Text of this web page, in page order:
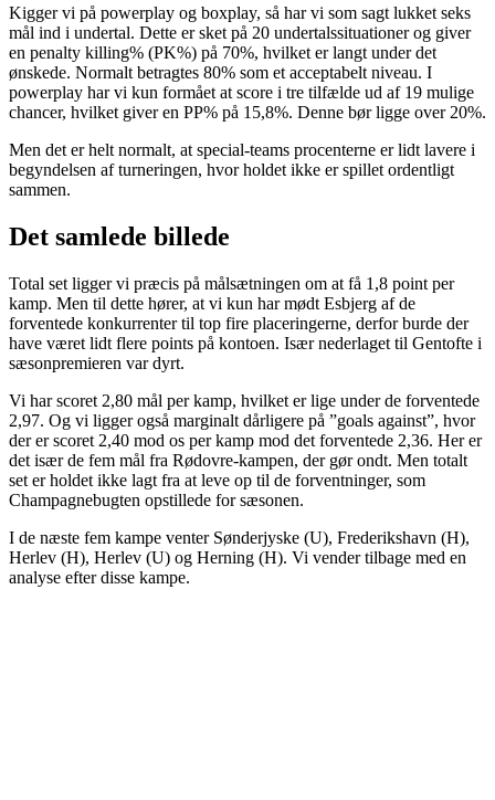
Kigger vi på powerplay og boxplay, så har vi som sagt lukket seks
mål ind i undertal. Dette er sket på 20 undertalssituationer og giver
en penalty killing% (PK%) på 70%, hvilket er langt under det
ønskede. Normalt betragtes 80% som et acceptabelt niveau. I
powerplay har vi kun formået at score i tre tilfælde ud af 19 mulige
chancer, hvilket giver en PP% på 15,8%. Denne bør ligge over 20%.
Men det er helt normalt, at special-teams procenterne er lidt lavere i
begyndelsen af turneringen, hvor holdet ikke er spillet ordentligt
sammen.
Det samlede billede
Total set ligger vi præcis på målsætningen om at få 1,8 point per
kamp. Men til dette hører, at vi kun har mødt Esbjerg af de
forventede konkurrenter til top fire placeringerne, derfor burde der
have været lidt flere points på kontoen. Især nederlaget til Gentofte i
sæsonpremieren var dyrt.
Vi har scoret 2,80 mål per kamp, hvilket er lige under de forventede
2,97. Og vi ligger også marginalt dårligere på ”goals against”, hvor
der er scoret 2,40 mod os per kamp mod det forventede 2,36. Her er
det især de fem mål fra Rødovre-kampen, der gør ondt. Men totalt
set er holdet ikke lagt fra at leve op til de forventninger, som
Champagnebugten opstillede for sæsonen.
I de næste fem kampe venter Sønderjyske (U), Frederikshavn (H),
Herlev (H), Herlev (U) og Herning (H). Vi vender tilbage med en
analyse efter disse kampe.